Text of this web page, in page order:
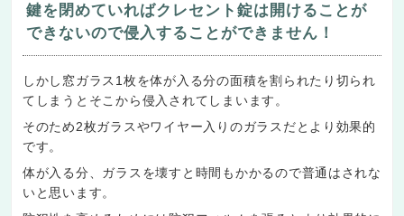
鍵を閉めていればクレセント錠は開けることが
できないので侵入することができません！
しかし窓ガラス1枚を体が入る分の面積を割られたり切られ
てしまうとそこから侵入されてしまいます。
そのため2枚ガラスやワイヤー入りのガラスだとより効果的
です。
体が入る分、ガラスを壊すと時間もかかるので普通はされな
いと思います。